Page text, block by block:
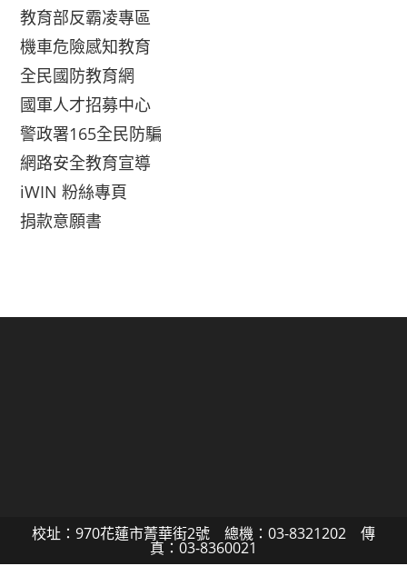
教育部反霸凌專區
機車危險感知教育
全民國防教育網
國軍人才招募中心
警政署165全民防騙
網路安全教育宣導
iWIN 粉絲專頁
捐款意願書
校址：970花蓮市菁華街2號 總機：03-8321202 傳
真：03-8360021